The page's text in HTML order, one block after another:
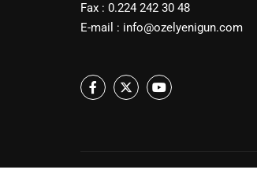
Fax : 0.224 242 30 48
E-mail : info@ozelyenigun.com